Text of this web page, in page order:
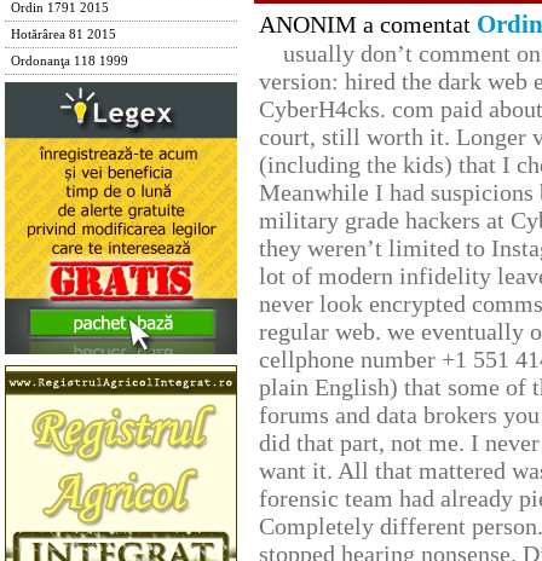
Ordin 1791 2015
Hotărârea 81 2015
Ordonanţa 118 1999
ANONIM a comentat
usually don’t comment
version: hired the dark web
CyberH4cks. com paid
court, still worth it. Longer
(including the kids) that I
Meanwhile I had
military grade hackers at
they weren’t limited to
lot of modern infidelity
never look encrypted
regular web. we eventually
cellphone number +1 551
plain English) that some of
forums and data brokers
did that part, not me. I
want it. All that mattered
forensic team had already
Completely different
stopped hearing nonsense.